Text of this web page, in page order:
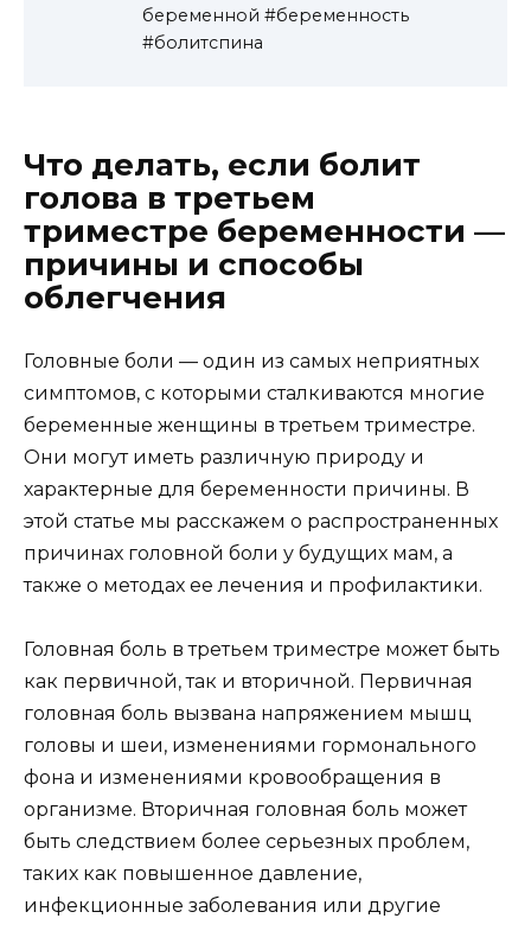
беременной #беременность
#болитспина
Что делать, если болит
голова в третьем
триместре беременности —
причины и способы
облегчения
Головные боли — один из самых неприятных
симптомов, с которыми сталкиваются многие
беременные женщины в третьем триместре.
Они могут иметь различную природу и
характерные для беременности причины. В
этой статье мы расскажем о распространенных
причинах головной боли у будущих мам, а
также о методах ее лечения и профилактики.
Головная боль в третьем триместре может быть
как первичной, так и вторичной. Первичная
головная боль вызвана напряжением мышц
головы и шеи, изменениями гормонального
фона и изменениями кровообращения в
организме. Вторичная головная боль может
быть следствием более серьезных проблем,
таких как повышенное давление,
инфекционные заболевания или другие